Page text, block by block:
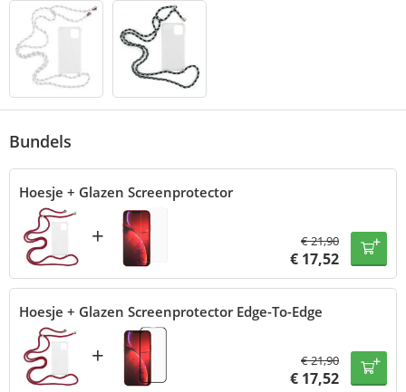
Bundels
Hoesje + Glazen Screenprotector
+ €21,90
€ 17,52
Hoesje + Glazen Screenprotector Edge-To-Edge
+ €21,90
€ 17,52